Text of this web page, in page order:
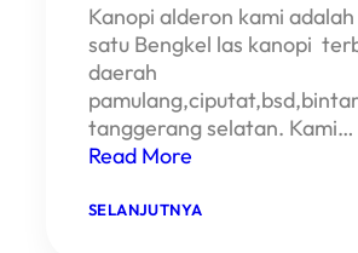
Kanopi alderon kami
satu Bengkel las kanopi
daerah
tanggerang selatan. Kami…
Read More
SELANJUTNYA